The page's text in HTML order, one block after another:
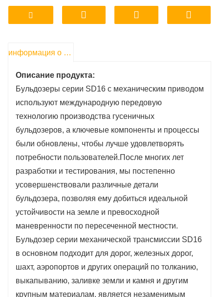
строительных работ в лесозаготовительном
месте.
лебедкой, полагаясь на тягу лебедки для
операций, требующих тяги. Лебедка
предназначена для работы в опасных зонах,
а бульдозер можно использовать для
самостоятельной работы - спасение, когда
необходимо.
информация о продукте
Описание продукта:
Бульдозеры серии SD16 с механическим приводом
используют международную передовую
технологию производства гусеничных
бульдозеров, а ключевые компоненты и процессы
были обновлены, чтобы лучше удовлетворять
потребности пользователей.После многих лет
разработки и тестирования, мы постепенно
усовершенствовали различные детали
бульдозера, позволяя ему добиться идеальной
устойчивости на земле и превосходной
маневренности по пересеченной местности.
Бульдозер серии механической трансмиссии SD16
в основном подходит для дорог, железных дорог,
шахт, аэропортов и других операций по толканию,
выкапыванию, заливке земли и камня и другим
крупным материалам, является незаменимым